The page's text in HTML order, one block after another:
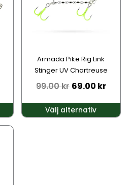
Armada Pike Rig Link
Stinger UV Chartreuse
99.00kr 69.00 kr
Välj alternativ
varianter.
väljas
produktsidan